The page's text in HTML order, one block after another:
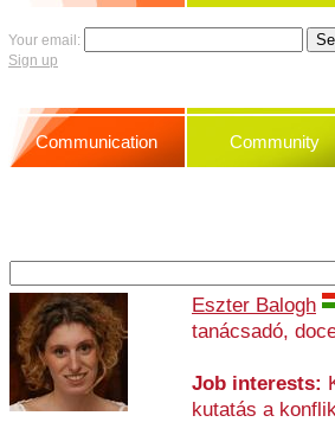
Your email:
Sign up
Communication Community
Eszter Balogh
tanácsadó,
Job interests:
kutatás a